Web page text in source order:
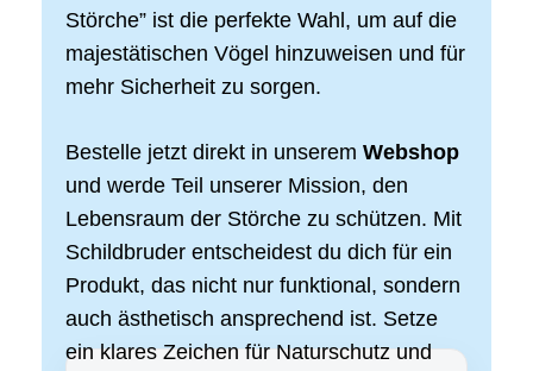
Störche” ist die perfekte Wahl, um auf die
majestätischen Vögel hinzuweisen und für
mehr Sicherheit zu sorgen.
Bestelle jetzt direkt in unserem Webshop
und werde Teil unserer Mission, den
Lebensraum der Störche zu schützen. Mit
Schildbruder entscheidest du dich für ein
Produkt, das nicht nur funktional, sondern
auch ästhetisch ansprechend ist. Setze
ein klares Zeichen für Naturschutz und